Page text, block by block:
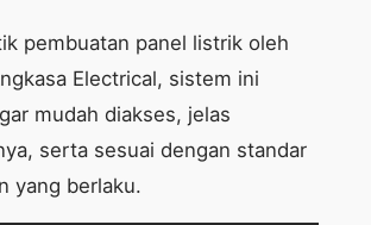
pembuatan panel listrik oleh
Electrical, sistem ini
mudah diakses, jelas
serta sesuai dengan standar
yang berlaku.